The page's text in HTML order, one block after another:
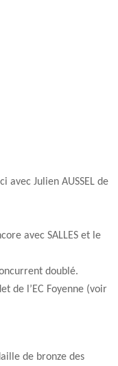
avec Julien AUSSEL de
avec SALLES et le
doublé.
de l ’EC Foyenne (voir
de bronze des